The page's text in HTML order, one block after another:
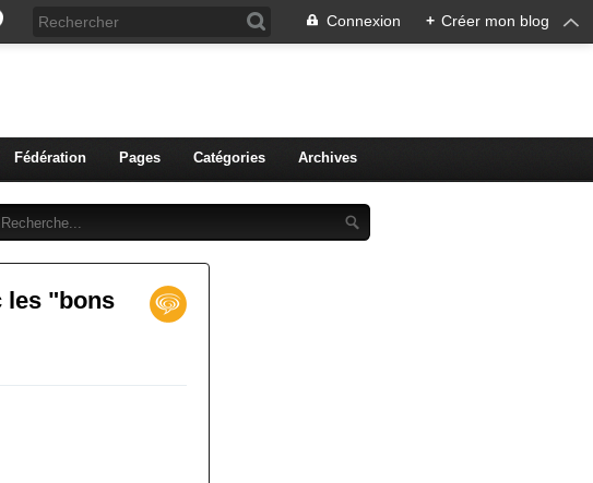
Connexion + Créer mon blog
Fédération Pages Catégories Archives
les "bons